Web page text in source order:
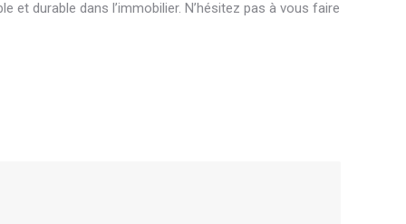
durable dans l’immobilier. N’hésitez pas à vous faire